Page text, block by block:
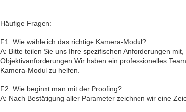
Häufige Fragen:
F1: Wie wähle ich das richtige Kamera-Modul?
A: Bitte teilen Sie uns Ihre spezifischen Anforderungen
Objektivanforderungen.Wir haben ein professionelles
Kamera-Modul zu helfen.
F2: Wie beginnt man mit der Proofing?
A: Nach Bestätigung aller Parameter zeichnen wir eine